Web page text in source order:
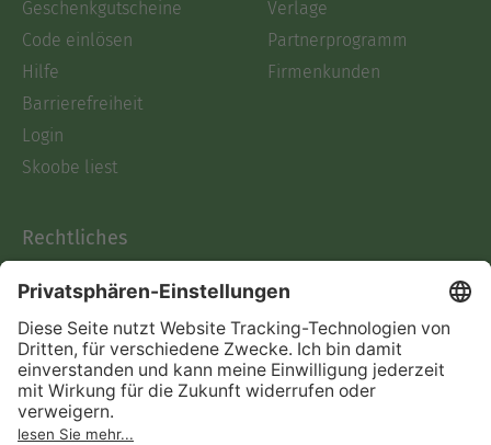
Geschenkgutscheine
Code einlösen
Hilfe
Barrierefreiheit
Login
Skoobe liest
Verlage
Partnerprogramm
Firmenkunden
Rechtliches
AGB
Informationen nach Data
Act
Verträge hier kündigen
Impressum